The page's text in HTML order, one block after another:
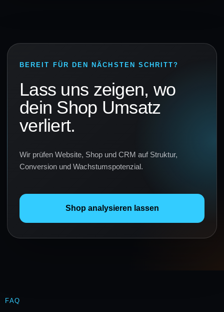
BEREIT FÜR DEN NÄCHSTEN SCHRITT?
Lass uns zeigen, wo
dein Shop Umsatz
verliert.
Wir prüfen Website, Shop und CRM auf Struktur,
Conversion und Wachstumspotenzial.
Shop analysieren lassen
FAQ